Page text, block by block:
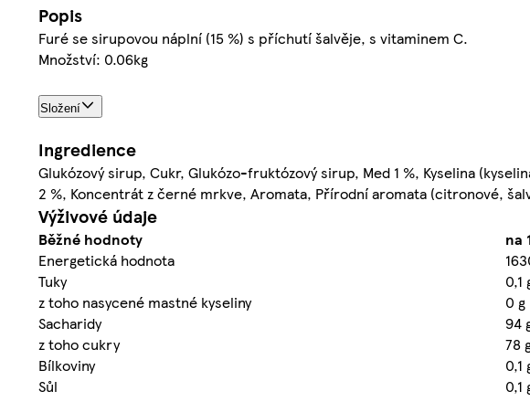
Popis
Furé se sirupovou náplní (15 %) s příchutí šalvěje, s vitaminem C.
Množství: 0.06kg
Složení
Ingredience
Glukózový sirup, Cukr, Glukózo-fruktózový sirup, Med 1 %, Kyselina
2 %, Koncentrát z černé mrkve, Aromata, Přírodní aromata (citronové,
Výživové údaje
Běžné hodnoty
na
Energetická hodnota
Tuky
0,1
z toho nasycené mastné kyseliny
0 g
Sacharidy
94
z toho cukry
78
Bílkoviny
0,1
Sůl
0,1